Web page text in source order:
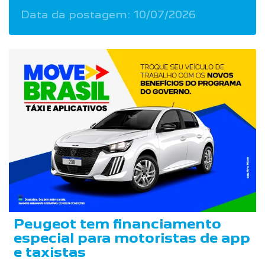
Data da postagem: 10/07/2026
Peugeot tem financiamento
especial para motoristas de app
e taxistas